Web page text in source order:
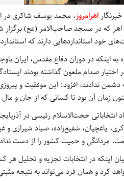
اهرامروز، محمد یوسف شاکری در
که در مسجد صاحب‌الامر (عج) برگزار
خود استانداردهایی دارند که
به اینکه در دوران دفاع مقدس، ایران
اختیار صدام ملعون گذاشته بودند
زمان آن بود تا کسانی که از جان و
انتخاباتی حجت‌الاسلام رئیسی در
یاغچیان، شفیع‌زاده، صیاد شیرازی و
مردانگی و حمیت کشور را از دست
اینکه در انتخابات تجزیه و تحلیل
کرد و همان فرد می‌تواند به نتیجه